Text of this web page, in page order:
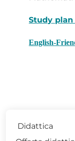
Study
English-
Didattica